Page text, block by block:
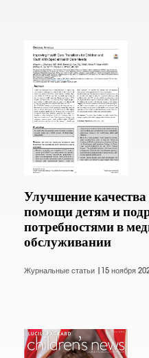
Улучшение
помощи детям и
потребностями в
обслуживании
Журнальные статьи | 15 ноября